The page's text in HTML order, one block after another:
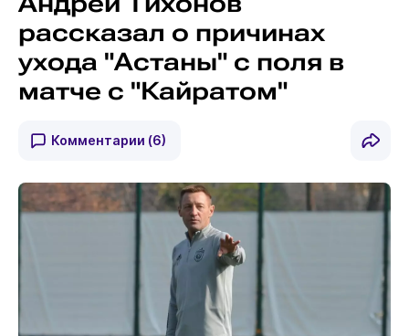
рассказал о причинах
ухода "Астаны" с поля в
матче с "Кайратом"
Комментарии (6)